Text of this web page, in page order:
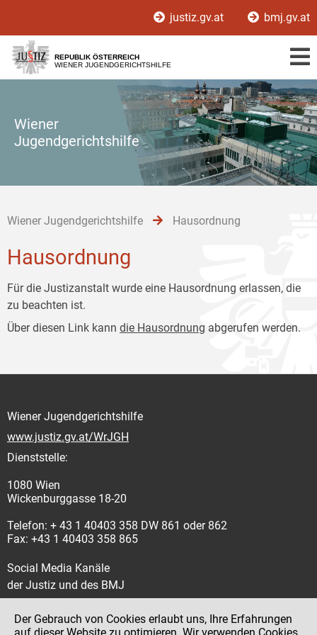
[1]
[2]
[3]
justiz.gv.at bmj.gv.at
REPUBLIK ÖSTERREICH
WIENER JUGENDGERICHTSHILFE
Wiener
Jugendgerichtshilfe
Wiener Jugendgerichtshilfe Hausordnung
Hausordnung
Für die Justizanstalt wurde eine Hausordnung erlassen, die
zu beachten ist.
Über diesen Link kann die Hausordnung abgerufen werden.
Wiener Jugendgerichtshilfe
www.justiz.gv.at/WrJGH
Dienststelle:
1080 Wien
Wickenburggasse 18-20
Telefon: + 43 1 40403 358 DW 861 oder 862
Fax: +43 1 40403 358 865
Social Media Kanäle
der Justiz und des BMJ
Der Gebrauch von Cookies erlaubt uns, Ihre Erfahrungen